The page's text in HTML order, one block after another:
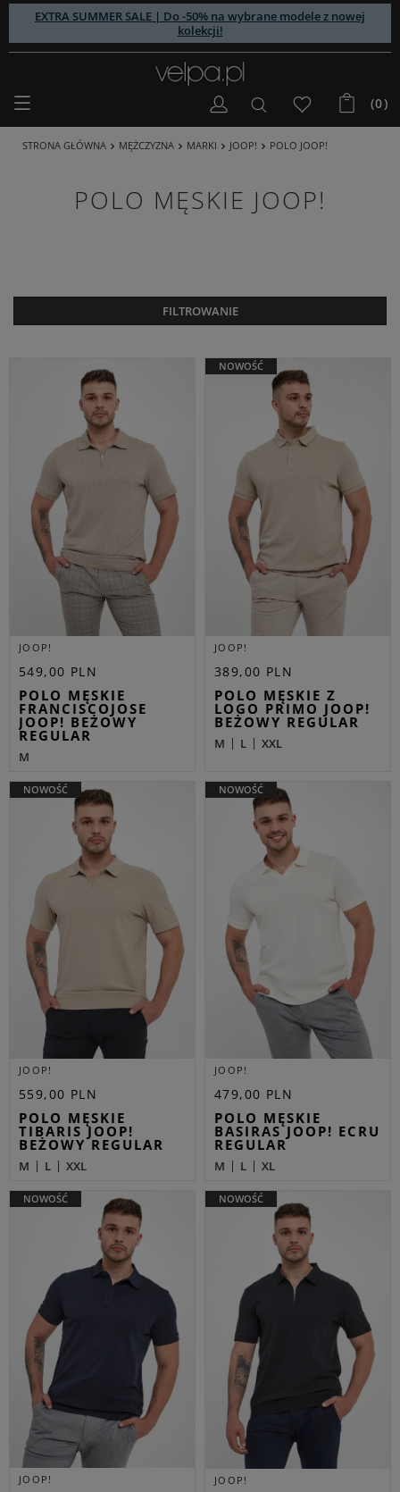
EXTRA SUMMER SALE | Do -50% na wybrane modele z nowej
kolekcji!
(0)
STRONA GŁÓWNA MĘŻCZYZNA MARKI JOOP! POLO JOOP!
POLO MĘSKIE JOOP!
FILTROWANIE
JOOP!
549,00 PLN
POLO MĘSKIE
FRANCISCOJOSE
JOOP! BEŻOWY
REGULAR
M
NOWOŚĆ
JOOP!
389,00 PLN
POLO MĘSKIE Z
LOGO PRIMO JOOP!
BEŻOWY REGULAR
M L XXL
NOWOŚĆ
JOOP!
559,00 PLN
POLO MĘSKIE
TIBARIS JOOP!
BEŻOWY REGULAR
M L XXL
NOWOŚĆ
JOOP!
479,00 PLN
POLO MĘSKIE
BASIRAS JOOP! ECRU
REGULAR
M L XL
NOWOŚĆ
JOOP!
NOWOŚĆ
JOOP!